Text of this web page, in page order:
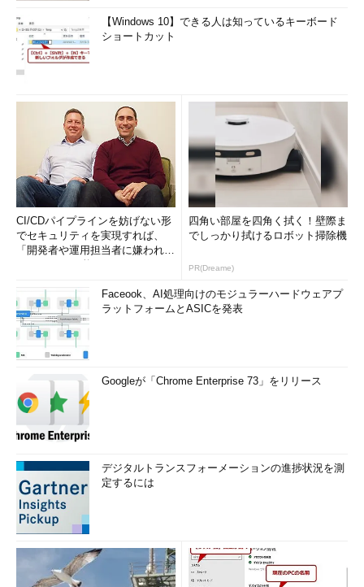
【Windows 10】できる人は知っているキーボード
ショートカット
CI/CDパイプラインを妨げない形
でセキュリティを実現すれば、
「開発者や運用担当者に嫌われな
四角い部屋を四角く拭く！壁際ま
でしっかり拭けるロボット掃除機
PR(Dreame)
Faceook、AI処理向けのモジュラーハードウェアプ
ラットフォームとASICを発表
Googleが「Chrome Enterprise 73」をリリース
デジタルトランスフォーメーションの進捗状況を測
定するには